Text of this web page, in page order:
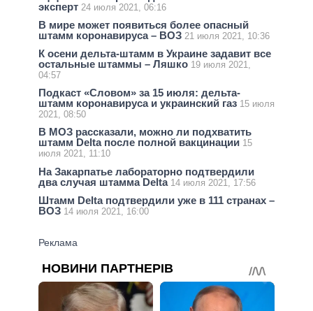
эксперт 24 июля 2021, 06:16
В мире может появиться более опасный
штамм коронавируса – ВОЗ 21 июля 2021, 10:36
К осени дельта-штамм в Украине задавит все
остальные штаммы – Ляшко 19 июля 2021,
04:57
Подкаст «Словом» за 15 июля: дельта-
штамм коронавируса и украинский газ 15 июля
2021, 08:50
В МОЗ рассказали, можно ли подхватить
штамм Delta после полной вакцинации 15
июля 2021, 11:10
На Закарпатье лабораторно подтвердили
два случая штамма Delta 14 июля 2021, 17:56
Штамм Delta подтвердили уже в 111 странах –
ВОЗ 14 июля 2021, 16:00